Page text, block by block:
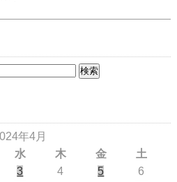
年4月
水 木 金
土
3 4 5
6